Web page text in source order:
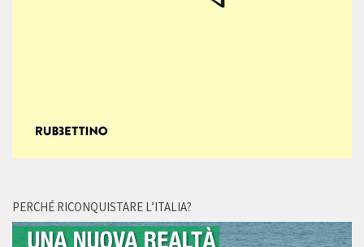
PERCHÉ RICONQUISTARE L’ITALIA?